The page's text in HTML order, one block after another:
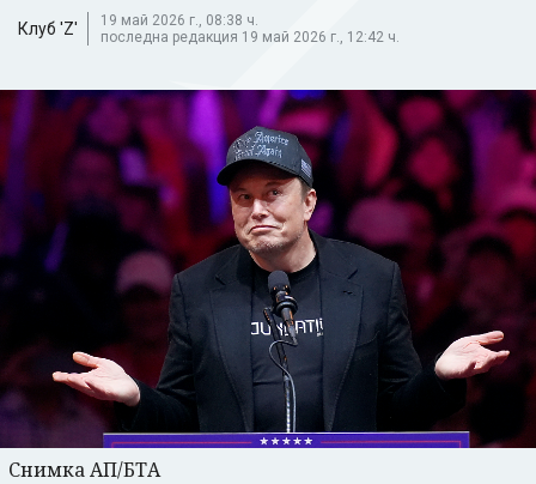
Клуб 'Z'
19 май 2026 г., 08:38 ч.
последна редакция 19 май 2026 г., 12:42 ч.
Снимка АП/БТА